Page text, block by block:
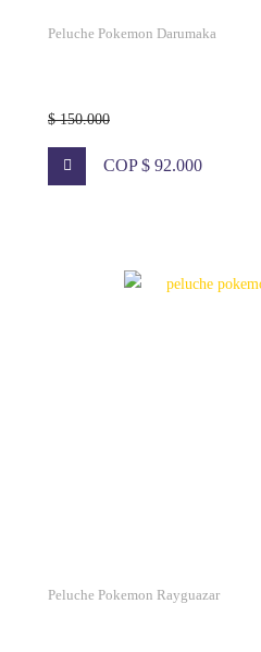
Peluche Pokemon Darumaka
$ 150.000
COP $ 92.000
Peluche Pokemon Rayguazar